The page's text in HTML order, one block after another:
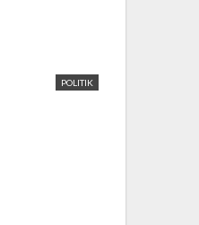
POLITIK